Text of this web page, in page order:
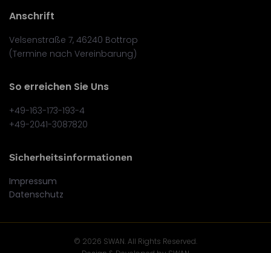
Anschrift
Velsenstraße 7, 46240 Bottrop
(Termine nach Vereinbarung)
So erreichen Sie Uns
+49-163-173-193-4
+49-2041-3087820
Sicherheitsinformationen
Impressum
Datenschutz
© 2026 SWAN. All Rights Reserved.